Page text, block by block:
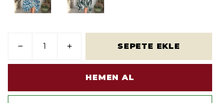
SEPETE EKLE
HEMEN AL